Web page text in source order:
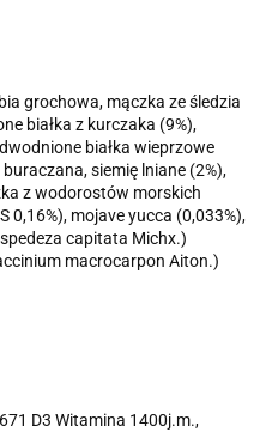
grochowa, mączka ze śledzia
białka z kurczaka (9%),
białka wieprzowe
siemię lniane (2%),
z wodorostów morskich
0,16%), mojave yucca (0,033%),
capitata Michx.)
macrocarpon Aiton.)
D3 Witamina 1400j.m.,